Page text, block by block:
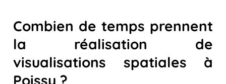
Combien de temps prennent
la réalisation de
visualisations spatiales à
Poissy ?